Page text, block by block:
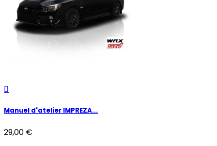

Manuel d'atelier IMPREZA...
29,00 €